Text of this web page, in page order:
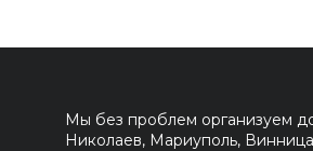
Мы без проблем организуем
Николаев, Мариуполь,